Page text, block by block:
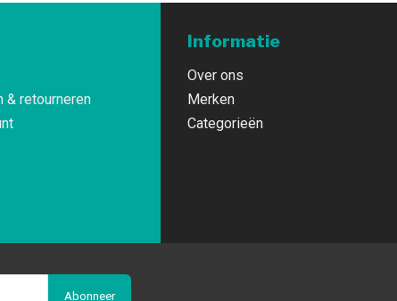
& retourneren
Informatie
Over ons
Merken
Categorieën
Abonneer